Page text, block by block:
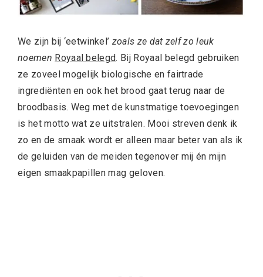
We zijn bij ‘eetwinkel’ zoals ze dat zelf zo leuk
noemen Royaal belegd. Bij Royaal belegd gebruiken
ze zoveel mogelijk biologische en fairtrade
ingrediënten en ook het brood gaat terug naar de
broodbasis. Weg met de kunstmatige toevoegingen
is het motto wat ze uitstralen. Mooi streven denk ik
zo en de smaak wordt er alleen maar beter van als ik
de geluiden van de meiden tegenover mij én mijn
eigen smaakpapillen mag geloven.